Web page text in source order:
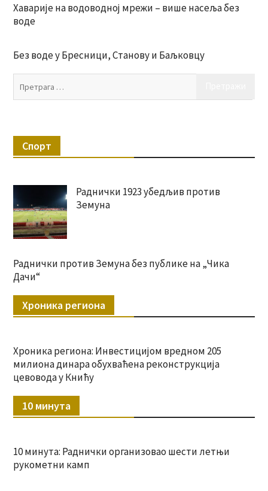
Хаварије на водоводној мрежи – више насеља без
воде
Без воде у Бресници, Станову и Баљковцу
Спорт
Раднички 1923 убедљив против
Земуна
Раднички против Земуна без публике на „Чика
Дачи“
Хроника региона
Хроника региона: Инвестицијом вредном 205
милиона динара обухваћена реконструкција
цевовода у Книћу
10 минута
10 минута: Раднички организовао шести летњи
рукометни камп